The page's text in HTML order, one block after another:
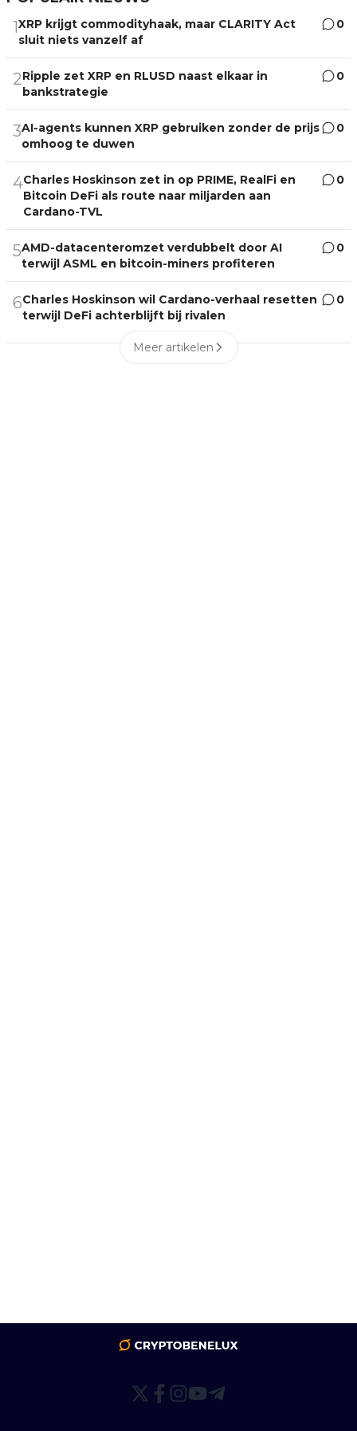
1XRP krijgt commodityhaak, maar CLARITY Act
sluit niets vanzelf af
0
2Ripple zet XRP en RLUSD naast elkaar in
bankstrategie
0
3AI-agents kunnen XRP gebruiken zonder de prijs
omhoog te duwen
0
4Charles Hoskinson zet in op PRIME, RealFi en
Bitcoin DeFi als route naar miljarden aan
Cardano-TVL
0
5AMD-datacenteromzet verdubbelt door AI
terwijl ASML en bitcoin-miners profiteren
0
6Charles Hoskinson wil Cardano-verhaal resetten
terwijl DeFi achterblijft bij rivalen
0
Meer artikelen